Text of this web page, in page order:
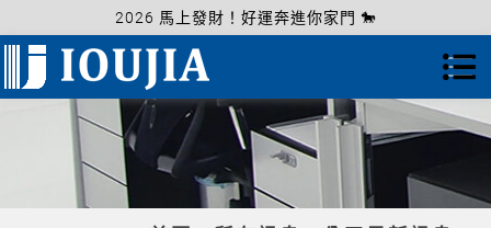
2026 馬上發財！好運奔進你家門 🐎